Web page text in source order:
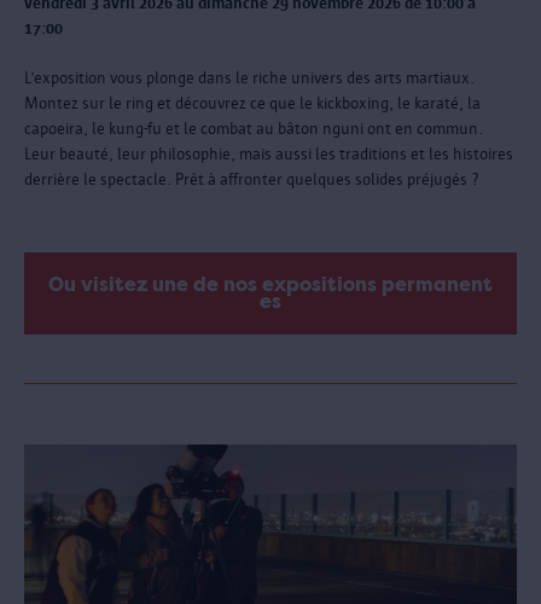
17:00
L’exposition vous plonge dans le riche univers des arts martiaux.
Montez sur le ring et découvrez ce que le kickboxing, le karaté, la
capoeira, le kung-fu et le combat au bâton nguni ont en commun.
Leur beauté, leur philosophie, mais aussi les traditions et les histoires
derrière le spectacle. Prêt à affronter quelques solides préjugés ?
Ou visitez une de nos expositions permanent
es